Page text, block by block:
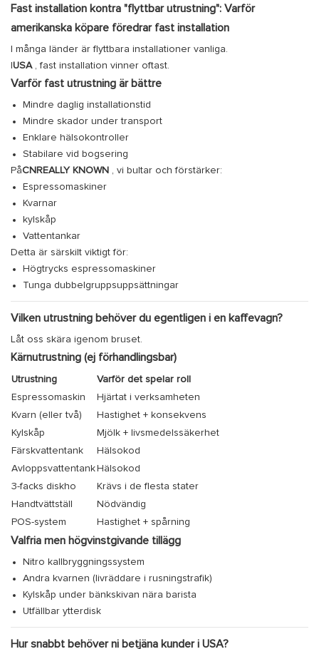
Fast installation kontra "flyttbar utrustning": Varför
amerikanska köpare föredrar fast installation
I många länder är flyttbara installationer vanliga.
USA, fast installation vinner oftast.
Varför fast utrustning är bättre
Mindre daglig installationstid
Mindre skador under transport
Enklare hälsokontroller
Stabilare vid bogsering
PåCNREALLY KNOWN , vi bultar och förstärker:
Espressomaskiner
Kvarnar
kylskåp
Vattentankar
Detta är särskilt viktigt för:
Högtrycks espressomaskiner
Tunga dubbelgruppsuppsättningar
Vilken utrustning behöver du egentligen i en kaffevagn?
Låt oss skära igenom bruset.
Kärnutrustning (ej förhandlingsbar)
Utrustning
Varför det spelar roll
Espressomaskin
Hjärtat i verksamheten
Kvarn (eller två)
Hastighet + konsekvens
Kylskåp
Mjölk + livsmedelssäkerhet
Färskvattentank
Hälsokod
Avloppsvattentank Hälsokod
3-facks diskho
Krävs i de flesta stater
Handtvättställ
Nödvändig
POS-system
Hastighet + spårning
Valfria men högvinstgivande tillägg
Nitro kallbryggningssystem
Andra kvarnen (livräddare i rusningstrafik)
Kylskåp under bänkskivan nära barista
Utfällbar ytterdisk
Hur snabbt behöver ni betjäna kunder i USA?